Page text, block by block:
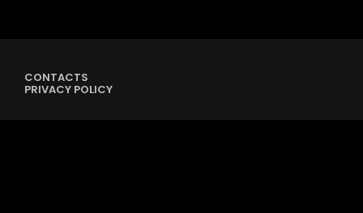
CONTACTS
PRIVACY POLICY